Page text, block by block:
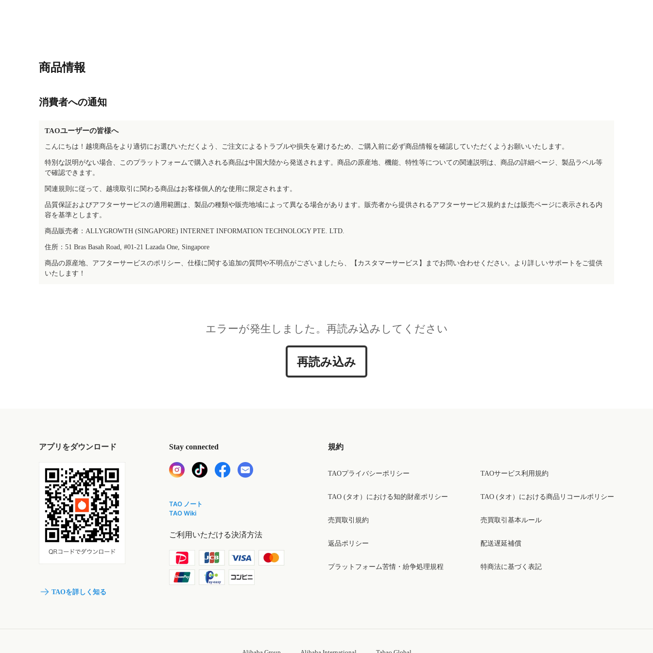
商品情報
消費者への通知
TAOユーザーの皆様へ
こんにちは！越境商品をより適切にお選びいただくよう、ご注文によるトラブルや損失を避けるため、ご購入前に必ず商品情報を確認していただくようお願いいたします。
特別な説明がない場合、このプラットフォームで購入される商品は中国大陸から発送されます。商品の原産地、機能、特性等についての関連説明は、商品の詳細ページ、製品ラベル等
で確認できます。
関連規則に従って、越境取引に関わる商品はお客様個人的な使用に限定されます。
品質保証およびアフターサービスの適用範囲は、製品の種類や販売地域によって異なる場合があります。販売者から提供されるアフターサービス規約または販売ページに表示される内
容を基準とします。
商品販売者：ALLYGROWTH (SINGAPORE) INTERNET INFORMATION TECHNOLOGY PTE. LTD.
住所：51 Bras Basah Road, #01-21 Lazada One, Singapore
商品の原産地、アフターサービスのポリシー、仕様に関する追加の質問や不明点がございましたら、【カスタマーサービス】までお問い合わせください。より詳しいサポートをご提供
いたします！
エラーが発生しました。再読み込みしてください
再読み込み
アプリをダウンロード
TAOを詳しく知る
Stay connected
TAO ノート
TAO Wiki
ご利用いただける決済方法
規約
TAOプライバシーポリシー
TAO (タオ）における知的財産ポリシー
売買取引規約
返品ポリシー
プラットフォーム苦情・紛争処理規程
TAOサービス利用規約
TAO (タオ）における商品リコールポリシー
売買取引基本ルール
配送遅延補償
特商法に基づく表記